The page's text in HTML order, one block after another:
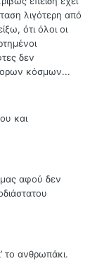
λιγότερη από
ότι όλοι οι
δεν
κόσμων...
και
μας αφού δεν
το ανθρωπάκι.